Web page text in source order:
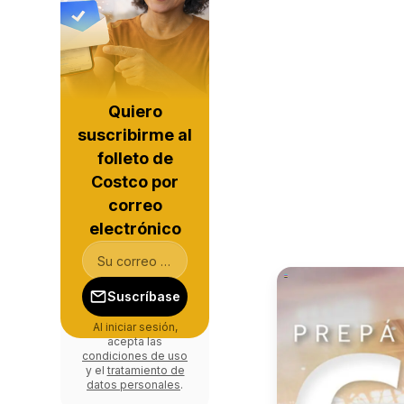
Quiero
suscribirme al
folleto de
Costco por
correo
electrónico
Suscríbase
Al iniciar sesión,
acepta las
condiciones de uso
y el tratamiento de
datos personales.